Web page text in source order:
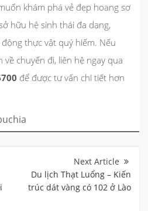
khám phá vẻ đẹp hoang sơ
hữu hệ sinh thái đa dạng,
thực vật quý hiếm. Nếu
chuyến đi, liên hệ ngay qua
để được tư vấn chi tiết hơn
Du lịch Thạt Luổng – Kiến
trúc dát vàng có 102 ở Lào